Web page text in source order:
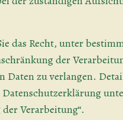
das Recht, unter
der
Daten zu verlangen.
Verarbeitung“.